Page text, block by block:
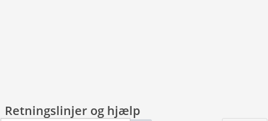
Retningslinjer og hjælp